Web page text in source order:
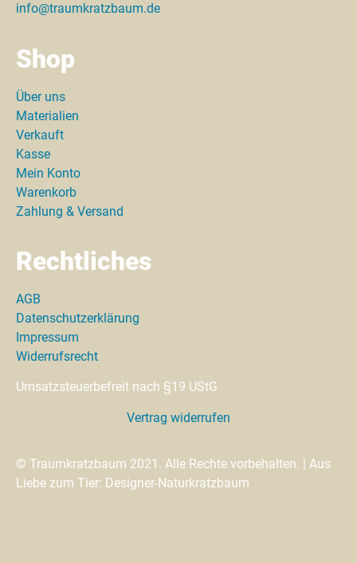
info@traumkratzbaum.de
Shop
Über uns
Materialien
Verkauft
Kasse
Mein Konto
Warenkorb
Zahlung & Versand
Rechtliches
AGB
Datenschutzerklärung
Impressum
Widerrufsrecht
Umsatzsteuerbefreit nach §19 UStG
Vertrag widerrufen
© Traumkratzbaum 2021. Alle Rechte vorbehalten. | Aus
Liebe zum Tier: Designer-Naturkratzbaum